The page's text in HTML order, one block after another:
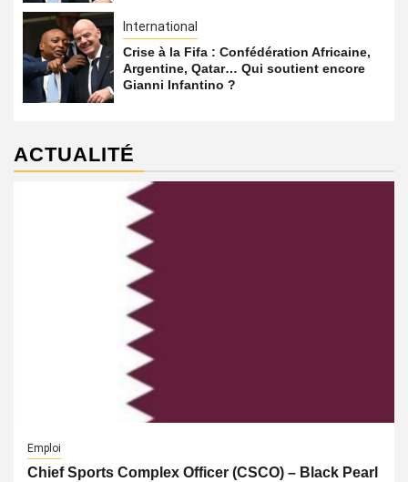
International
Crise à la Fifa : Confédération Africaine,
Argentine, Qatar… Qui soutient encore
Gianni Infantino ?
ACTUALITÉ
Emploi
Chief Sports Complex Officer (CSCO) – Black Pearl